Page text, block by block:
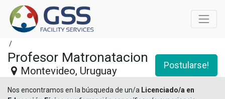
Postularse!
/
Profesor Matronatacion
Montevideo, Uruguay
Nos encontramos en la búsqueda de un/a Licenciado/a en